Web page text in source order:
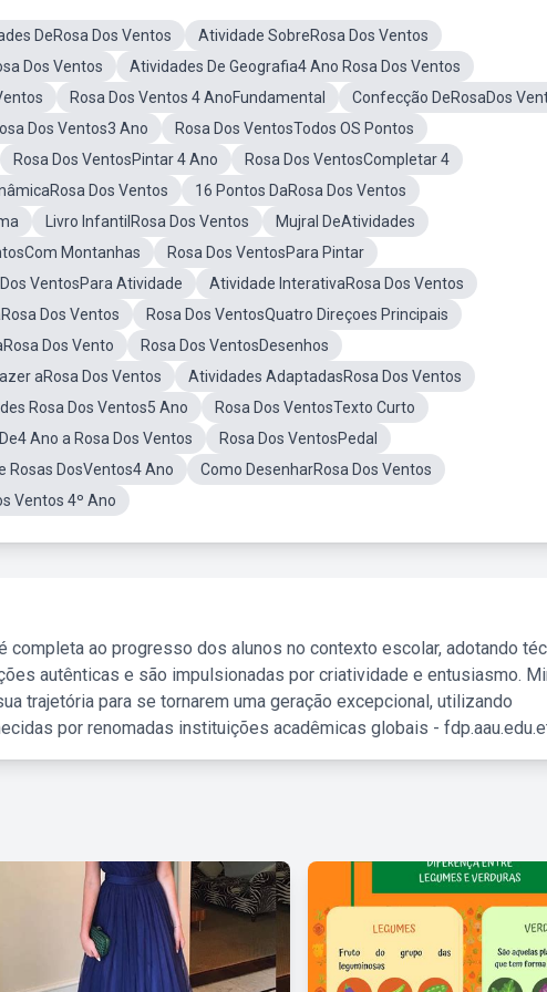
DeRosa Dos Ventos
Atividade SobreRosa Dos Ventos
Dos Ventos
Atividades De Geografia4 Ano Rosa Dos Ventos
Rosa Dos Ventos 4 AnoFundamental
Confecção DeRosaDos
Dos Ventos3 Ano
Rosa Dos VentosTodos OS Pontos
Rosa Dos VentosPintar 4 Ano
Rosa Dos VentosCompletar 4
Dos Ventos
16 Pontos DaRosa Dos Ventos
Livro InfantilRosa Dos Ventos
Mujral DeAtividades
Montanhas
Rosa Dos VentosPara Pintar
VentosPara Atividade
Atividade InterativaRosa Dos Ventos
Dos Ventos
Rosa Dos VentosQuatro Direçoes Principais
Dos Vento
Rosa Dos VentosDesenhos
aRosa Dos Ventos
Atividades AdaptadasRosa Dos Ventos
Rosa Dos Ventos5 Ano
Rosa Dos VentosTexto Curto
Ano a Rosa Dos Ventos
Rosa Dos VentosPedal
Rosas DosVentos4 Ano
Como DesenharRosa Dos Ventos
Ventos 4º Ano
completa ao progresso dos alunos no contexto escolar, adotando
autênticas e são impulsionadas por criatividade e entusiasmo.
trajetória para se tornarem uma geração excepcional, utilizando
por renomadas instituições acadêmicas globais -